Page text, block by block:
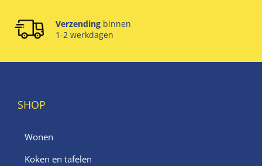
Verzending binnen
1-2 werkdagen
SHOP
Wonen
Koken en tafelen